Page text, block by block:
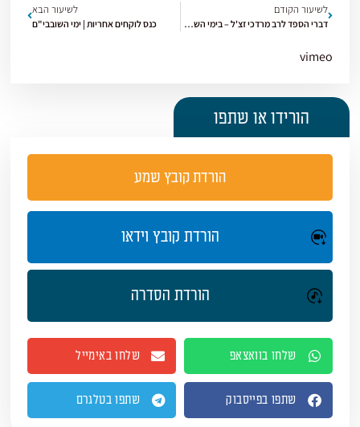
לשיעור הקודם
דברי הספד לרב מרדכי זצ'ל – בימי השבעה | האמת המוחלטה
לשיעור הבא
כנס לוקחים אחריות | ימי השובבי"ם
vimeo
הורידו או שתפו
הורדת קובץ שמע
הורדת קובץ וידאו
הורדת הסדרה
שלחו בוואצאפ שלחו באימייל
שתפו בפייסבוק שתפו בטלגרם